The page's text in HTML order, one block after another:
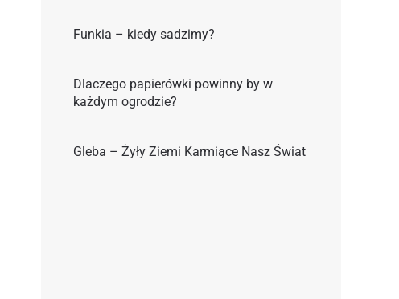
Funkia – kiedy sadzimy?
Dlaczego papierówki powinny by w
każdym ogrodzie?
Gleba – Żyły Ziemi Karmiące Nasz Świat